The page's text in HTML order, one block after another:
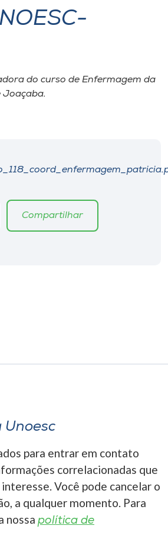
do curso de Enfermagem da
Joaçaba.
Compartilhar
Unoesc
para entrar em contato
correlacionadas que
Você pode cancelar o
a qualquer momento. Para
nossa política de